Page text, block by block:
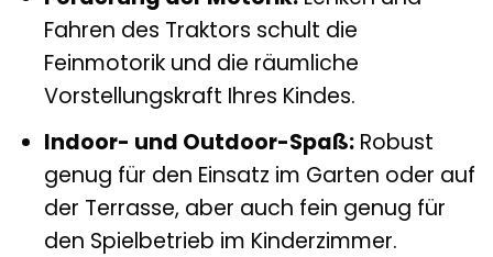
Fahren des Traktors schult die
Feinmotorik und die räumliche
Vorstellungskraft Ihres Kindes.
Indoor- und Outdoor-Spaß:Robust
genug für den Einsatz im Garten oder auf
der Terrasse, aber auch fein genug für
den Spielbetrieb im Kinderzimmer.